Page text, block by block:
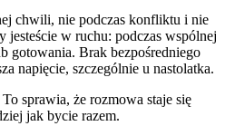
chwili, nie podczas konfliktu i nie
jesteście w ruchu: podczas wspólnej
gotowania. Brak bezpośredniego
napięcie, szczególnie u nastolatka.
sprawia, że rozmowa staje się
jak bycie razem.